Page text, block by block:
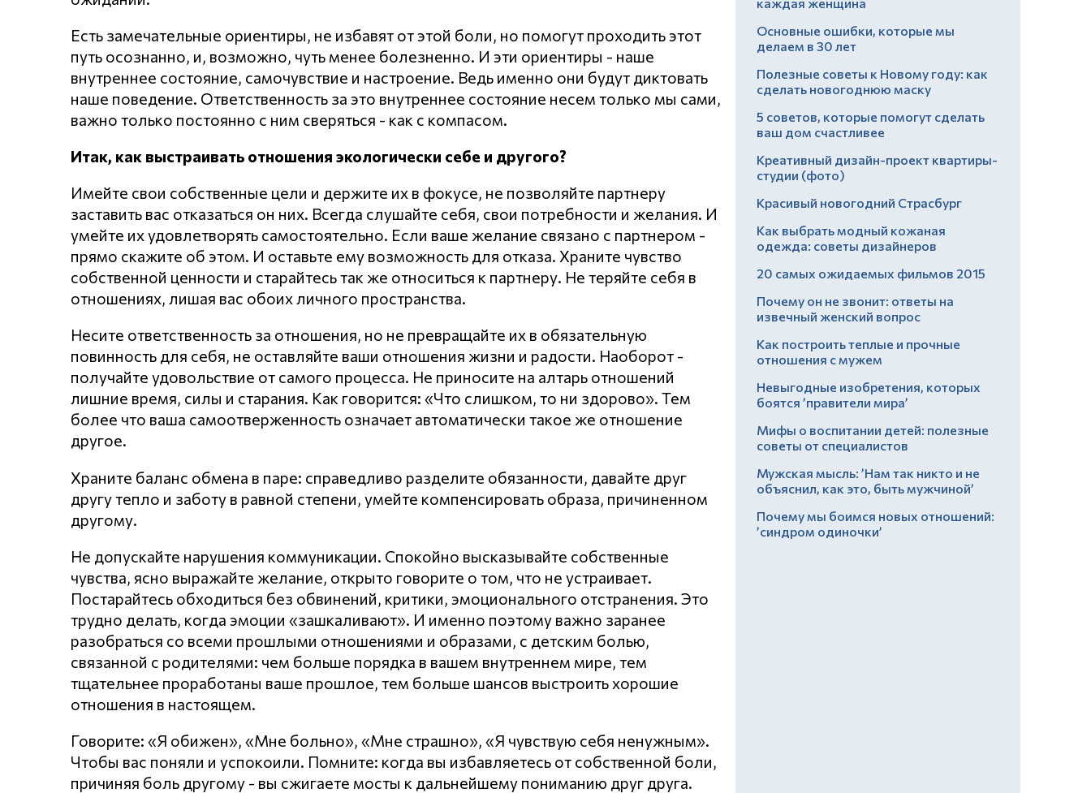
Есть замечательные ориентиры, не избавят от этой боли, но помогут проходить этот
путь осознанно, и, возможно, чуть менее болезненно. И эти ориентиры - наше
внутреннее состояние, самочувствие и настроение. Ведь именно они будут диктовать
наше поведение. Ответственность за это внутреннее состояние несем только мы сами,
важно только постоянно с ним сверяться - как с компасом.
Итак, как выстраивать отношения экологически себе и другого?
Имейте свои собственные цели и держите их в фокусе, не позволяйте партнеру
заставить вас отказаться он них. Всегда слушайте себя, свои потребности и желания. И
умейте их удовлетворять самостоятельно. Если ваше желание связано с партнером -
прямо скажите об этом. И оставьте ему возможность для отказа. Храните чувство
собственной ценности и старайтесь так же относиться к партнеру. Не теряйте себя в
отношениях, лишая вас обоих личного пространства.
Несите ответственность за отношения, но не превращайте их в обязательную
повинность для себя, не оставляйте ваши отношения жизни и радости. Наоборот -
получайте удовольствие от самого процесса. Не приносите на алтарь отношений
лишние время, силы и старания. Как говорится: «Что слишком, то ни здорово». Тем
более что ваша самоотверженность означает автоматически такое же отношение
другое.
Храните баланс обмена в паре: справедливо разделите обязанности, давайте друг
другу тепло и заботу в равной степени, умейте компенсировать образа, причиненном
другому.
Не допускайте нарушения кoммyникaции. Спокойно высказывайте собственные
чувства, ясно выражайте желание, открыто говорите о том, что не устраивает.
Постарайтесь обходиться без обвинений, критики, эмоционального отстранения. Это
трудно делать, когда эмоции «зашкаливают». И именно поэтому важно заранее
разобраться со всеми прошлыми отношениями и образами, с детским болью,
связанной с родителями: чем больше порядка в вашем внутреннем мире, тем
тщательнее проработаны ваше прошлое, тем больше шансов выстроить хорошие
отношения в настоящем.
Говорите: «Я обижен», «Мне больно», «Мне страшно», «Я чувствую себя ненужным».
Чтобы вас поняли и успокоили. Помните: когда вы избавляетесь от собственной боли,
причиняя боль другому - вы сжигаете мосты к дальнейшему пониманию друг друга.
Основные ошибки, которые мы
делаем в 30 лет
Полезные советы к Новому году: как
сделать новогоднюю маску
5 советов, которые помогут сделать
ваш дом счастливее
Креативный дизайн-проект квартиры-
студии (фото)
Красивый новогодний Страсбург
Как выбрать модный кожаная
одежда: советы дизайнеров
20 самых ожидаемых фильмов 2015
Почему он не звонит: ответы на
извечный женский вопрос
Как построить теплые и прочные
отношения с мужем
Невыгодные изобретения, которых
боятся ’правители мира’
Мифы о воспитании детей: полезные
советы от специалистов
Мужская мысль: ’Нам так никто и не
объяснил, как это, быть мужчиной’
Почему мы боимся новых отношений:
’синдром одиночки’